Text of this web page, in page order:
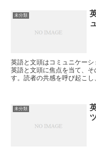
未分類
英語と文頭はコミュニケーシ
英語と文頭に焦点を当て、
す。読者の共感を呼び起こし
未分類